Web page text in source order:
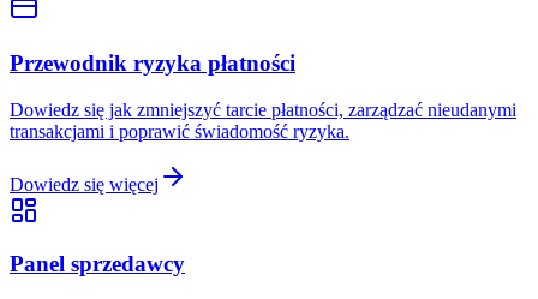
Przewodnik ryzyka płatności
Dowiedz się jak zmniejszyć tarcie płatności, zarządzać nieudanymi
transakcjami i poprawić świadomość ryzyka.
Dowiedz się więcej
Panel sprzedawcy